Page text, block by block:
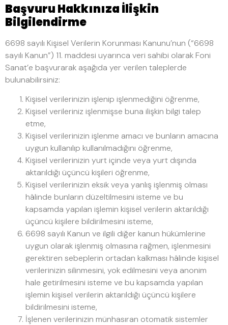
Başvuru Hakkınıza İlişkin
Bilgilendirme
6698 sayılı Kişisel Verilerin Korunması Kanunu’nun (“6698
sayılı Kanun”) 11. maddesi uyarınca veri sahibi olarak Foni
Sanat’e başvurarak aşağıda yer verilen taleplerde
bulunabilirsiniz:
Kişisel verilerinizin işlenip işlenmediğini öğrenme,
Kişisel verileriniz işlenmişse buna ilişkin bilgi talep
etme,
Kişisel verilerinizin işlenme amacı ve bunların amacına
uygun kullanılıp kullanılmadığını öğrenme,
Kişisel verilerinizin yurt içinde veya yurt dışında
aktarıldığı üçüncü kişileri öğrenme,
Kişisel verilerinizin eksik veya yanlış işlenmiş olması
hâlinde bunların düzeltilmesini isteme ve bu
kapsamda yapılan işlemin kişisel verilerin aktarıldığı
üçüncü kişilere bildirilmesini isteme,
6698 sayılı Kanun ve ilgili diğer kanun hükümlerine
uygun olarak işlenmiş olmasına rağmen, işlenmesini
gerektiren sebeplerin ortadan kalkması hâlinde kişisel
verilerinizin silinmesini, yok edilmesini veya anonim
hale getirilmesini isteme ve bu kapsamda yapılan
işlemin kişisel verilerin aktarıldığı üçüncü kişilere
bildirilmesini isteme,
İşlenen verilerinizin münhasıran otomatik sistemler